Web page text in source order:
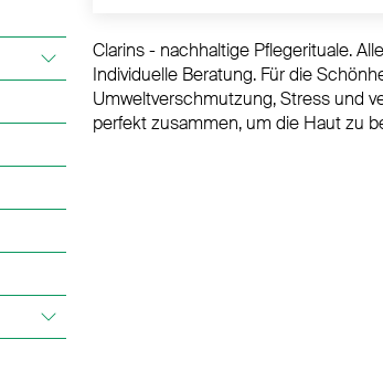
Clarins - nachhaltige Pflegerituale.
Individuelle Beratung. Für die
Umweltverschmutzung, Stress und
perfekt zusammen, um die Haut zu